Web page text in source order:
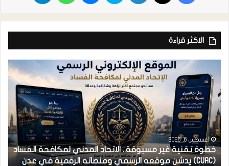
الاكثر قراءة
أغسطس 6, 2026
خطوة تقنية غير مسبوقة.. الاتحاد المدني لمكافحة الفساد
(CUAC) يدشن موقعه الرسمي ومنصاته الرقمية في عدن